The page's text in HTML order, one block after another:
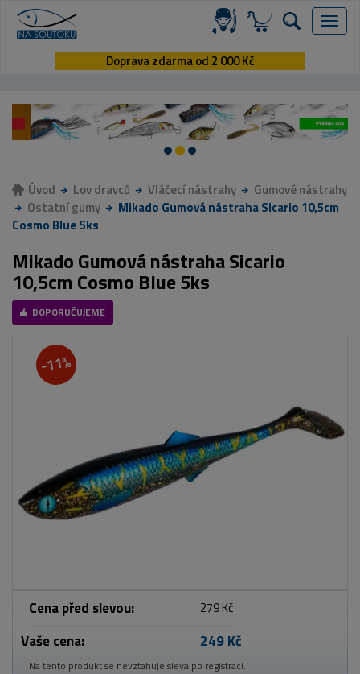
Menu
Doprava zdarma od 2 000 Kč
Úvod Lov dravců Vláčecí nástrahy
Gumové nástrahy
Ostatní gumy
Mikado Gumová nástraha Sicario 10,5cm
Cosmo Blue 5ks
Mikado Gumová nástraha Sicario
10,5cm Cosmo Blue 5ks
DOPORUČUJEME
-11%
Cena před slevou: 279 Kč
Vaše cena: 249 Kč
Na tento produkt se nevztahuje sleva po registraci.